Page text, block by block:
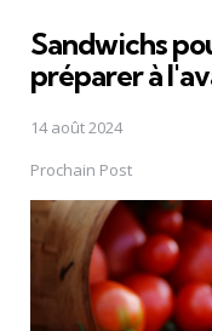
Sandwichs
préparer à
14 août 2024
Prochain Post